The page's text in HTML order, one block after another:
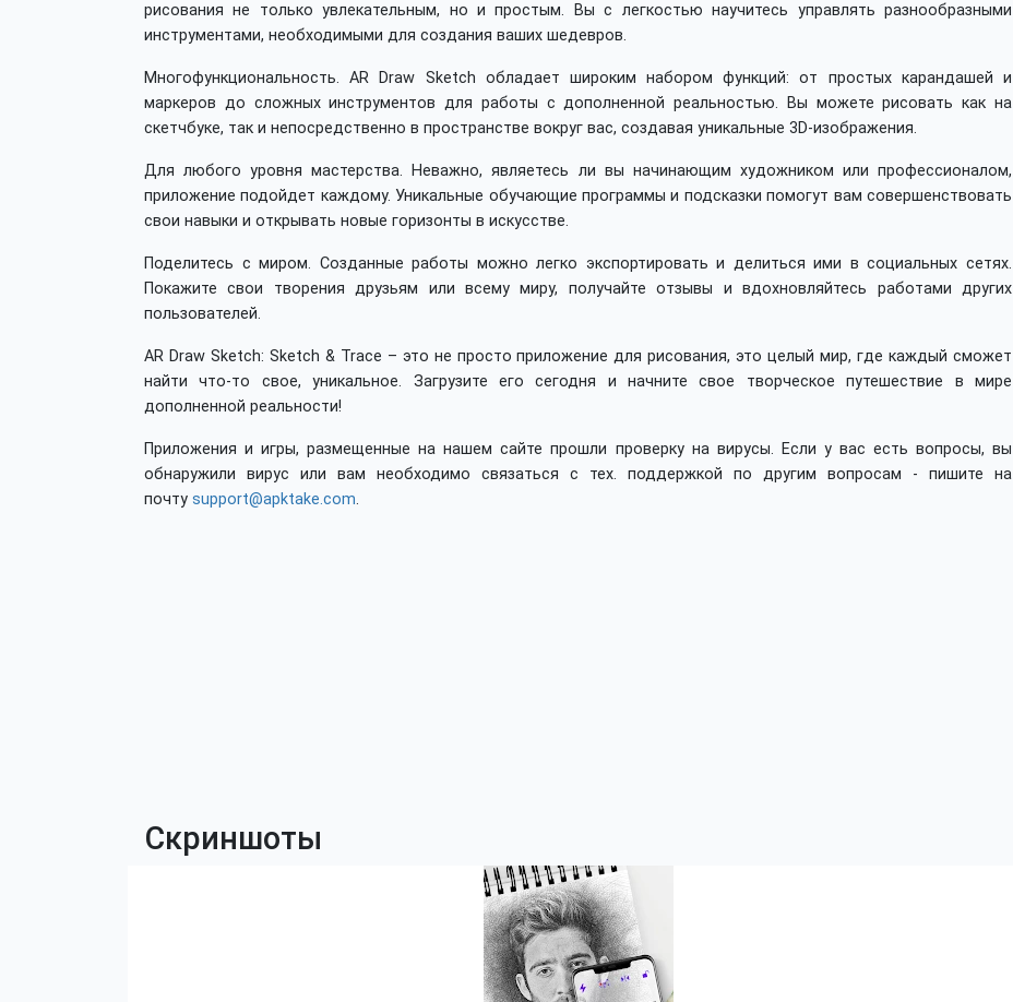
рисования не только увлекательным, но и простым. Вы с легкостью научитесь управлять разнообразными
инструментами, необходимыми для создания ваших шедевров.
Многофункциональность. AR Draw Sketch обладает широким набором функций: от простых карандашей и
маркеров до сложных инструментов для работы с дополненной реальностью. Вы можете рисовать как на
скетчбуке, так и непосредственно в пространстве вокруг вас, создавая уникальные 3D-изображения.
Для любого уровня мастерства. Неважно, являетесь ли вы начинающим художником или профессионалом,
приложение подойдет каждому. Уникальные обучающие программы и подсказки помогут вам совершенствовать
свои навыки и открывать новые горизонты в искусстве.
Поделитесь с миром. Созданные работы можно легко экспортировать и делиться ими в социальных сетях.
Покажите свои творения друзьям или всему миру, получайте отзывы и вдохновляйтесь работами других
пользователей.
AR Draw Sketch: Sketch & Trace – это не просто приложение для рисования, это целый мир, где каждый сможет
найти что-то свое, уникальное. Загрузите его сегодня и начните свое творческое путешествие в мире
дополненной реальности!
Приложения и игры, размещенные на нашем сайте прошли проверку на вирусы. Если у вас есть вопросы, вы
обнаружили вирус или вам необходимо связаться с тех. поддержкой по другим вопросам - пишите на
почту support@apktake.com.
Скриншоты